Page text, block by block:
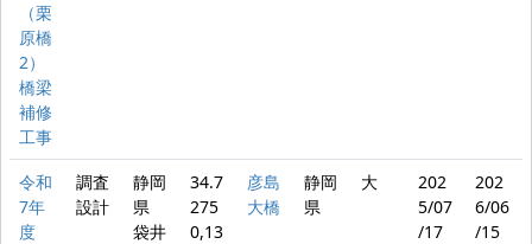
（栗
原橋
2）
橋梁
補修
工事
令和
7年
度
調査
設計
静岡
県
袋井
34.7
275
0,13
彦島
大橋
静岡
県
大
202
5/07
/17
202
6/06
/15